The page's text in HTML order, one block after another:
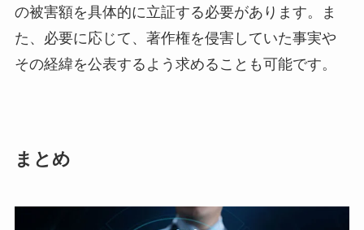
の被害額を具体的に立証する必要があります。ま
た、必要に応じて、著作権を侵害していた事実や
その経緯を公表するよう求めることも可能です。
まとめ